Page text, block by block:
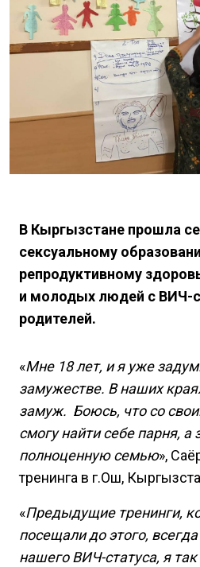
В Кыргызстане прошла
сексуальному
репродуктивному
и молодых людей с ВИЧ-
родителей.
«Мне 18 лет, и я уже
замужестве. В наших
замуж. Боюсь, что со
смогу найти себе парня, а
полноценную семью»,
тренинга в г.Ош,
«Предыдущие тренинги,
посещали до этого,
нашего ВИЧ-статуса, я